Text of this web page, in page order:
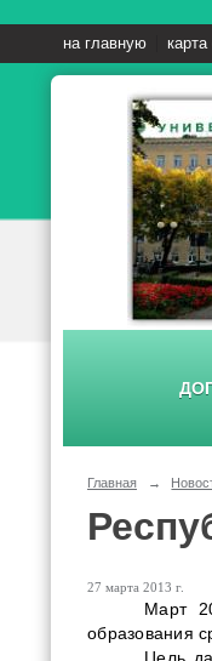
на главную карта
Главная →
27 марта 2013 г.
Март
образования